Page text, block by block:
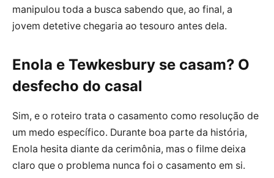
manipulou toda a busca sabendo que, ao final, a
jovem detetive chegaria ao tesouro antes dela.
Enola e Tewkesbury se casam? O
desfecho do casal
Sim, e o roteiro trata o casamento como resolução de
um medo específico. Durante boa parte da história,
Enola hesita diante da cerimônia, mas o filme deixa
claro que o problema nunca foi o casamento em si.